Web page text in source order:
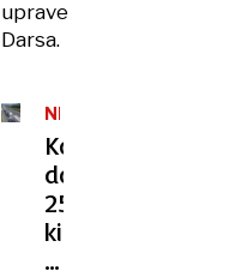
uprave
Darsa.
NEVZDRŽNE
RAZMERE
Kolona,
dolga
25
kilometrov:
bodo